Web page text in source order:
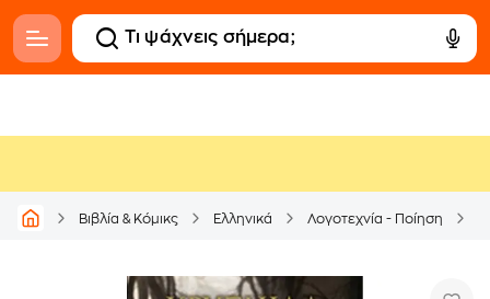
Βιβλία & Κόμικς Ελληνικά Λογοτεχνία - Ποίηση